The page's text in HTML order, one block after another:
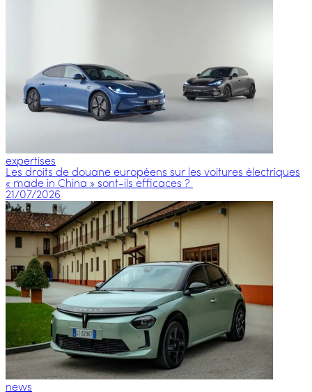
expertises
Les droits de douane européens sur les voitures électriques
« made in China » sont-ils efficaces ?
21/07/2026
news